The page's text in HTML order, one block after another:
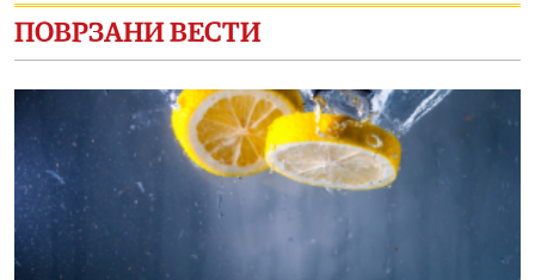
ПОВРЗАНИ ВЕСТИ